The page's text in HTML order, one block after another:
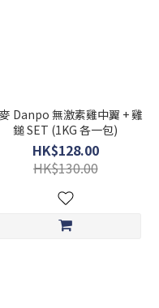
Danpo 無激素雞中翼 + 雞
鎚 SET (1KG 各一包)
HK$128.00
HK$130.00